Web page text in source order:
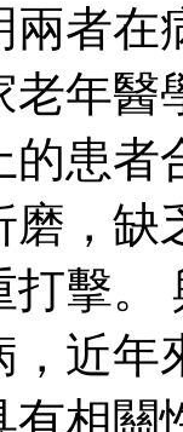
兩者
老年醫
患者
，缺
擊。
近年
有相關